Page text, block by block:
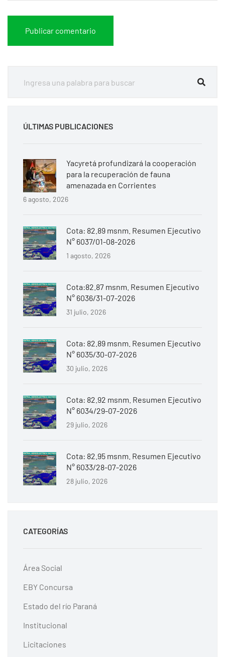
ÚLTIMAS PUBLICACIONES
Yacyretá profundizará la cooperación
para la recuperación de fauna
amenazada en Corrientes
6 agosto, 2026
Cota: 82.89 msnm. Resumen Ejecutivo
N° 6037/01-08-2026
1 agosto, 2026
Cota:82.87 msnm. Resumen Ejecutivo
N° 6036/31-07-2026
31 julio, 2026
Cota: 82.89 msnm. Resumen Ejecutivo
N° 6035/30-07-2026
30 julio, 2026
Cota: 82.92 msnm. Resumen Ejecutivo
N° 6034/29-07-2026
29 julio, 2026
Cota: 82.95 msnm. Resumen Ejecutivo
N° 6033/28-07-2026
28 julio, 2026
CATEGORÍAS
Área Social
EBY Concursa
Estado del río Paraná
Institucional
Licitaciones